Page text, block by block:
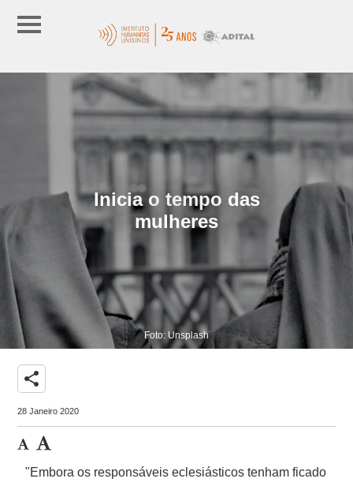
Inicia o tempo das
mulheres
Foto: Unsplash
share
28 Janeiro 2020
"Embora os responsáveis eclesiásticos tenham ficado